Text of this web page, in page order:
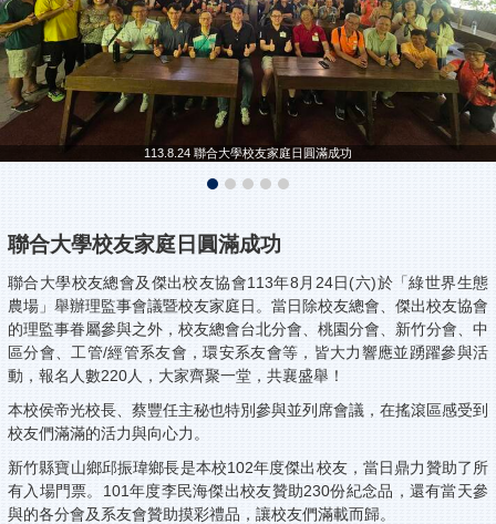
113.8.24 聯合大學校友家庭日圓滿成功
聯合大學校友家庭日圓滿成功
聯合大學校友總會及傑出校友協會113年8月24日(六)於「綠世界生態
農場」舉辦理監事會議暨校友家庭日。當日除校友總會、傑出校友協會
的理監事眷屬參與之外，校友總會台北分會、桃園分會、新竹分會、中
區分會、工管/經管系友會，環安系友會等，皆大力響應並踴躍參與活
動，報名人數220人，大家齊聚一堂，共襄盛舉！
本校侯帝光校長、蔡豐任主秘也特別參與並列席會議，在搖滾區感受到
校友們滿滿的活力與向心力。
新竹縣寶山鄉邱振瑋鄉長是本校102年度傑出校友，當日鼎力贊助了所
有入場門票。101年度李民海傑出校友贊助230份紀念品，還有當天參
與的各分會及系友會贊助摸彩禮品，讓校友們滿載而歸。